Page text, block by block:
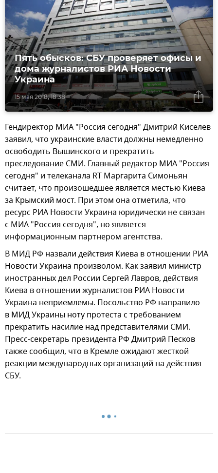
15 мая 2018, 18:38
Пять обысков: СБУ проверяет офисы и
дома журналистов РИА Новости
Украина
Гендиректор МИА "Россия сегодня" Дмитрий Киселев
заявил, что украинские власти должны немедленно
освободить Вышинского и прекратить
преследование СМИ. Главный редактор МИА "Россия
сегодня" и телеканала RT Маргарита Симоньян
считает, что произошедшее является местью Киева
за Крымский мост. При этом она отметила, что
ресурс РИА Новости Украина юридически не связан
с МИА "Россия сегодня", но является
информационным партнером агентства.
В МИД РФ назвали действия Киева в отношении РИА
Новости Украина произволом. Как заявил министр
иностранных дел России Сергей Лавров, действия
Киева в отношении журналистов РИА Новости
Украина неприемлемы. Посольство РФ направило
в МИД Украины ноту протеста с требованием
прекратить насилие над представителями СМИ.
Пресс-секретарь президента РФ Дмитрий Песков
также сообщил, что в Кремле ожидают жесткой
реакции международных организаций на действия
СБУ.